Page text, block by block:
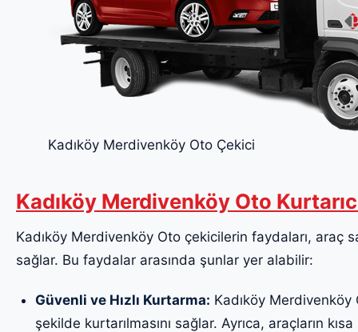
Kadıköy Merdivenköy Oto Çekici
Kadıköy Merdivenköy Oto
Kadıköy Merdivenköy Oto çekicilerin faydaları, araç
sağlar. Bu faydalar arasında şunlar yer alabilir:
Güvenli ve Hızlı Kurtarma: Kadıköy
şekilde kurtarılmasını sağlar. Ayrıca, araçların